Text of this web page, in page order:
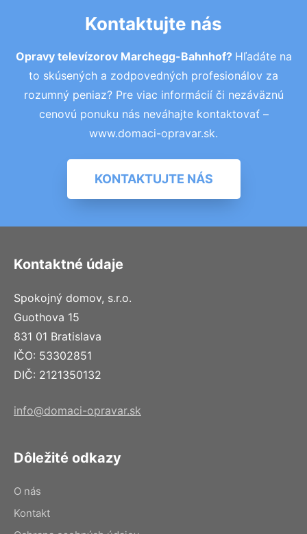
Kontaktujte nás
Opravy televízorov Marchegg-Bahnhof? Hľadáte na
to skúsených a zodpovedných profesionálov za
rozumný peniaz? Pre viac informácií či nezáväznú
cenovú ponuku nás neváhajte kontaktovať –
www.domaci-opravar.sk.
KONTAKTUJTE NÁS
Kontaktné údaje
Spokojný domov, s.r.o.
Guothova 15
831 01 Bratislava
IČO: 53302851
DIČ: 2121350132
info@domaci-opravar.sk
Dôležité odkazy
O nás
Kontakt